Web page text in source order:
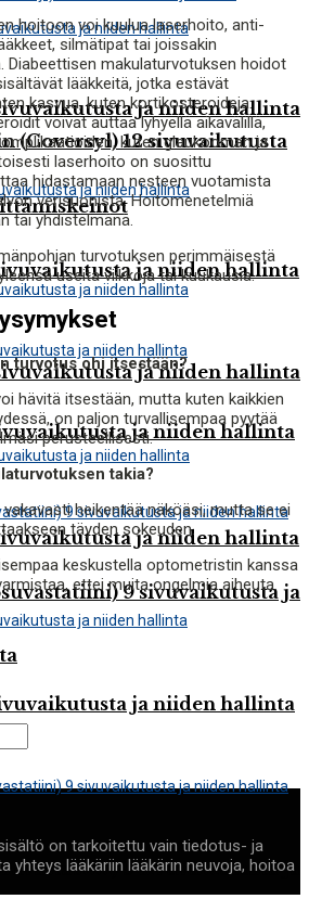
ja niiden hallinta
ja niiden hallinta
ja niiden hallinta
9 sivuvaikutusta ja
(Coversyl) 12 sivuvaikutusta
ja niiden hallinta
ja niiden hallinta
ja niiden hallinta
9 sivuvaikutusta ja
hoitoon voi kuulua laserhoito, anti-
silmätipat tai joissakin
Diabeettisen makulaturvotuksen hoidot
lääkkeitä, jotka estävät
kasvua, kuten kortikosteroideja.
voivat auttaa lyhyellä aikavälillä,
kuten glaukooman ja
laserhoito on suosittu
hidastamaan nesteen vuotamista
verisuonista. Hoitomenetelmiä
tai yhdistelmänä.
turvotuksen perimmäisestä
useita viikkoja tai kuukausia.
turvotus ohi itsestään?
hävitä itsestään, mutta kuten kaikkien
on paljon turvallisempaa pyytää
perusteellisesti.
takia?
heikentää näköäsi, mutta se ei
täyden sokeuden.
keskustella optometristin kanssa
ettei muita ongelmia aiheuta.
on tarkoitettu vain tiedotus- ja
yhteys lääkäriin lääkärin neuvoja, hoitoa